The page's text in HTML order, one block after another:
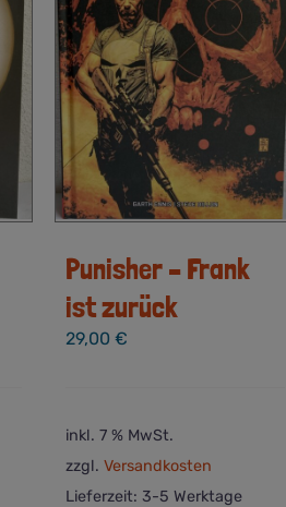
Punisher – Frank
ist zurück
29,00 €
inkl. 7 % MwSt.
zzgl. Versandkosten
Lieferzeit: 3-5 Werktage